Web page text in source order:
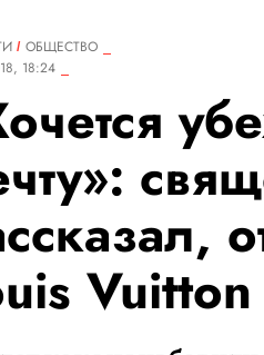
ОБЩЕСТВО
18:24
Vuitton